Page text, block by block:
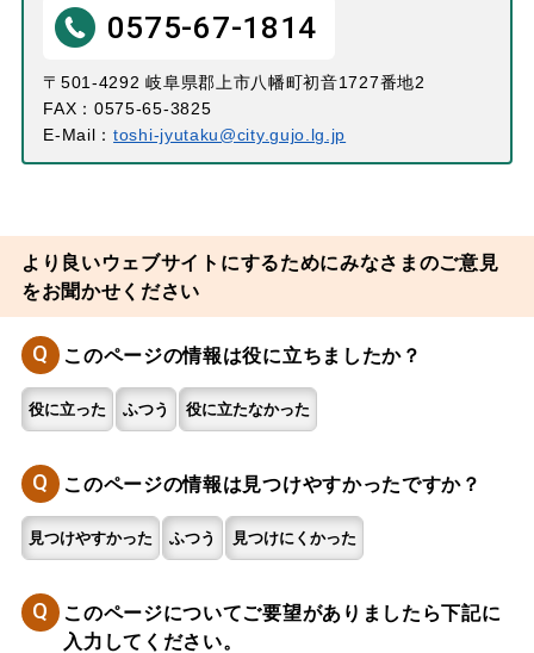
0575-67-1814
〒501-4292 岐阜県郡上市八幡町初音1727番地2
FAX：0575-65-3825
E-Mail：toshi-jyutaku@city.gujo.lg.jp
より良いウェブサイトにするためにみなさまのご意見
をお聞かせください
Q このページの情報は役に立ちましたか？
役に立った ふつう 役に立たなかった
Q このページの情報は見つけやすかったですか？
見つけやすかった ふつう 見つけにくかった
Q
このページについてご要望がありましたら下記に
入力してください。